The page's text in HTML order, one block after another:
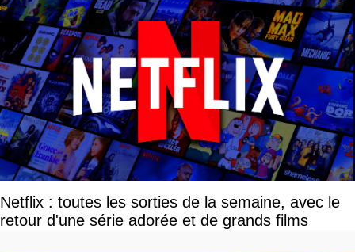
Netflix : toutes les sorties de la semaine, avec le
retour d'une série adorée et de grands films